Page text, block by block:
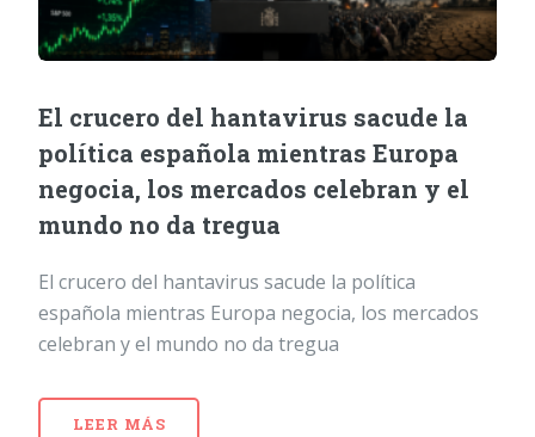
El crucero del hantavirus sacude la
política española mientras Europa
negocia, los mercados celebran y el
mundo no da tregua
El crucero del hantavirus sacude la política
española mientras Europa negocia, los mercados
celebran y el mundo no da tregua
LEER MÁS